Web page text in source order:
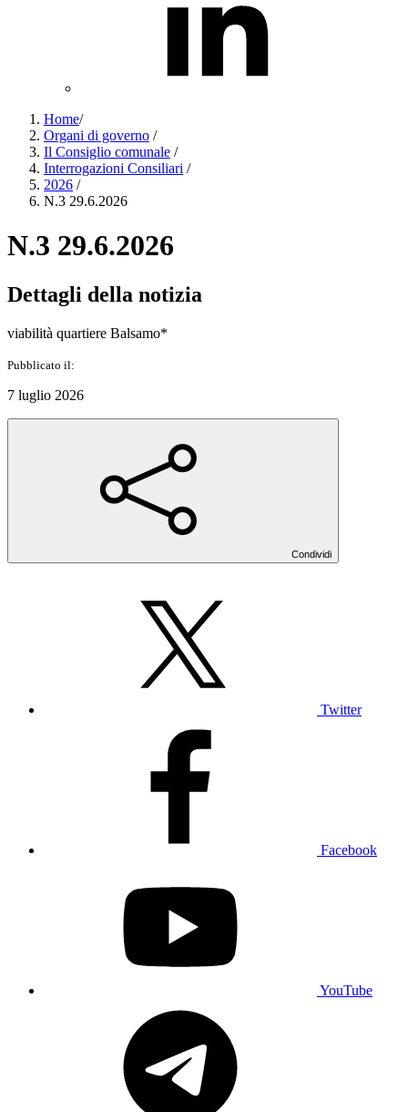
Home/
Organi di governo /
Il Consiglio comunale /
Interrogazioni Consiliari /
2026 /
N.3 29.6.2026
N.3 29.6.2026
Dettagli della notizia
viabilità quartiere Balsamo*
Pubblicato il:
7 luglio 2026
Condividi
Twitter
Facebook
YouTube